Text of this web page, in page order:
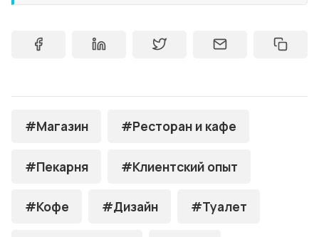
#Магазин #Ресторан и кафе
#Пекарня #Клиентский опыт
#Кофе #Дизайн #Туалет